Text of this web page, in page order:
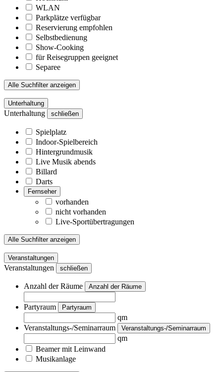
WLAN
Parkplätze verfügbar
Reservierung empfohlen
Selbstbedienung
Show-Cooking
für Reisegruppen geeignet
Separee
Alle Suchfilter anzeigen
Unterhaltung
Unterhaltung schließen
Spielplatz
Indoor-Spielbereich
Hintergrundmusik
Live Musik abends
Billard
Darts
Fernseher
vorhanden
nicht vorhanden
Live-Sportübertragungen
Alle Suchfilter anzeigen
Veranstaltungen
Veranstaltungen schließen
Anzahl der Räume Anzahl der Räume
Partyraum Partyraum
qm
Veranstaltungs-/Seminarraum
Veranstaltungs-/Seminarraum
qm
Beamer mit Leinwand
Musikanlage